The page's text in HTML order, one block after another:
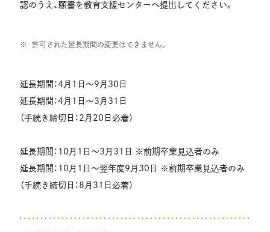
認のうえ、願書を教育支援センターへ提出してください。
許可された延長期間の変更はできません。
延長期間：4月1日～9月30日
延長期間：4月1日～3月31日
（手続き締切日：2月20日必着）
延長期間：10月1日～3月31日 ※前期卒業見込者のみ
延長期間：10月1日～翌年度9月30日 ※前期卒業見込者のみ
（手続き締切日：8月31日必着）